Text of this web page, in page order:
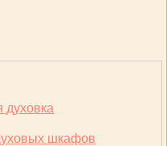
духовка
шкафов